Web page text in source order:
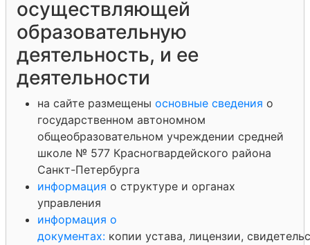
осуществляющей
образовательную
деятельность, и ее
деятельности
на сайте размещены основные сведения о
государственном автономном
общеобразовательном учреждении средней
школе № 577 Красногвардейского района
Санкт-Петербурга
информация о структуре и органах
управления
информация о
документах: копии устава, лицензии,